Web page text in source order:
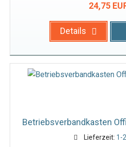
24,75
Details
Betriebsverbandkasten
Lieferzeit: 1-